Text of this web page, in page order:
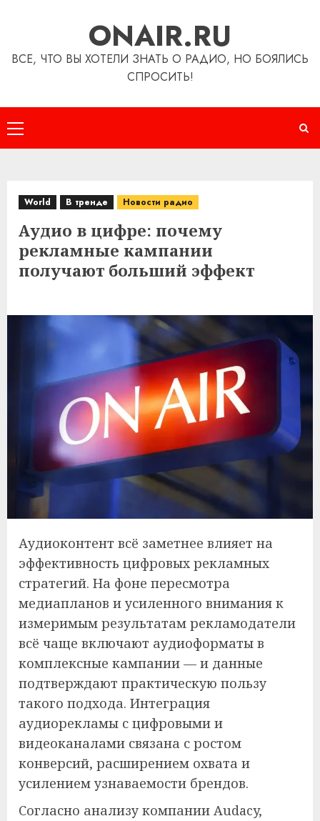
ONAIR.RU
ВСЕ, ЧТО ВЫ ХОТЕЛИ ЗНАТЬ О РАДИО, НО БОЯЛИСЬ
СПРОСИТЬ!
Основное
меню
World В тренде Новости радио
Аудио в цифре: почему
рекламные кампании
получают больший эффект
Аудиоконтент всё заметнее влияет на
эффективность цифровых рекламных
стратегий. На фоне пересмотра
медиапланов и усиленного внимания к
измеримым результатам рекламодатели
всё чаще включают аудиоформаты в
комплексные кампании — и данные
подтверждают практическую пользу
такого подхода. Интеграция
аудиорекламы с цифровыми и
видеоканалами связана с ростом
конверсий, расширением охвата и
усилением узнаваемости брендов.
Согласно анализу компании Audacy,